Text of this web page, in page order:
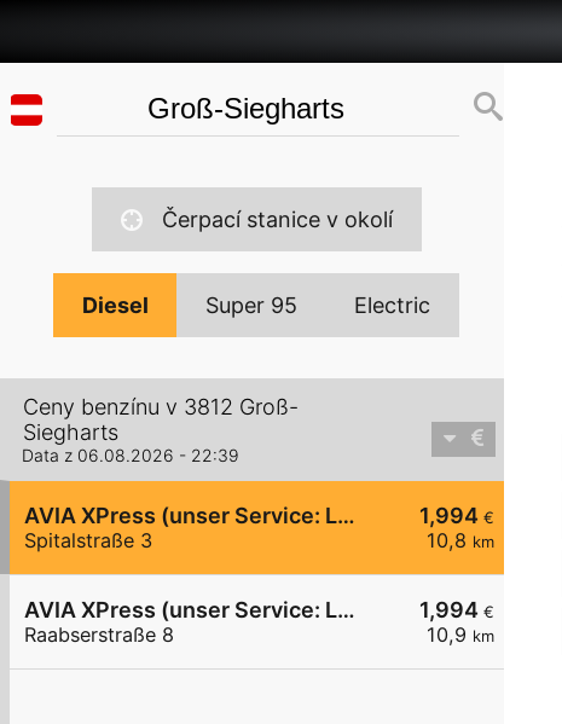
Čerpací stanice v okolí
Diesel Super 95 Electric
Ceny benzínu v 3812 Groß-
Siegharts
Data z 06.08.2026 - 22:39
1,994 €
10,8 km
AVIA XPress (unser Service: Luft und Wasser)
Spitalstraße 3
1,994 €
10,9 km
AVIA XPress (unser Service: Luft und Wasser)
Raabserstraße 8